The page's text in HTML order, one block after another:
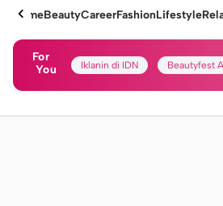
HomeBeautyCareerFashionLifestyle
For
You
Iklanin di IDN Beautyfest